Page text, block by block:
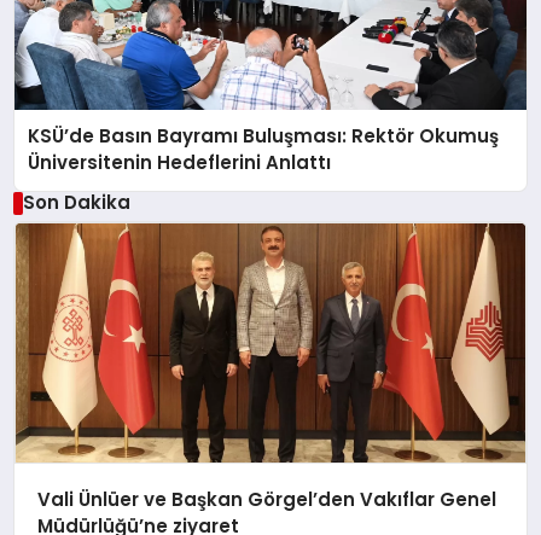
KSÜ’de Basın Bayramı Buluşması: Rektör Okumuş
Üniversitenin Hedeflerini Anlattı
Son Dakika
Vali Ünlüer ve Başkan Görgel’den Vakıflar Genel
Müdürlüğü’ne ziyaret